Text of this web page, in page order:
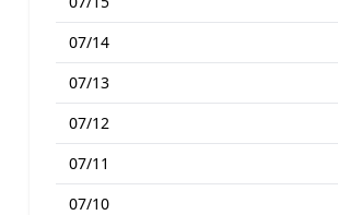
07/14
07/13
07/12
07/11
07/10